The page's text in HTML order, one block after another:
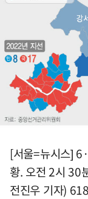
[서울=뉴시스]
황. 오전 2시 30
전진우 기자)